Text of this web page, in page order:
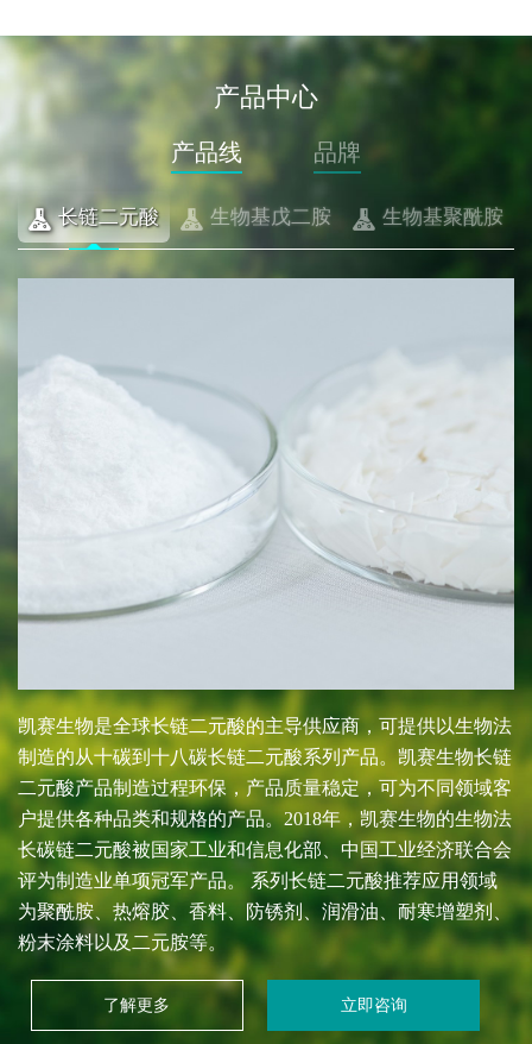
产品中心
产品线 品牌
长链二元酸 生物基戊二胺 生物基聚酰胺
凯赛生物是全球长链二元酸的主导供应商，可提供以生物法
制造的从十碳到十八碳长链二元酸系列产品。凯赛生物长链
二元酸产品制造过程环保，产品质量稳定，可为不同领域客
户提供各种品类和规格的产品。2018年，凯赛生物的生物法
长碳链二元酸被国家工业和信息化部、中国工业经济联合会
评为制造业单项冠军产品。 系列长链二元酸推荐应用领域
为聚酰胺、热熔胶、香料、防锈剂、润滑油、耐寒增塑剂、
粉末涂料以及二元胺等。
了解更多 立即咨询